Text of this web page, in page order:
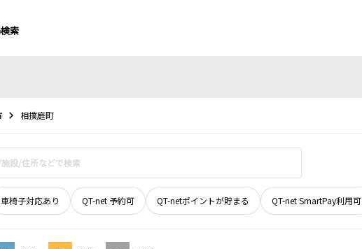
索
相撲庭町
車椅子対応あり QT-net 予約可 QT-netポイントが貯まる QT-net SmartPay利用可